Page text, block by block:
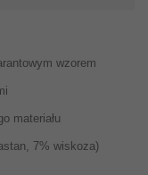
wzorem
materiału
7% wiskoza)